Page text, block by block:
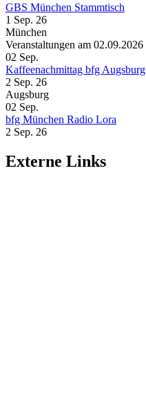
GBS München Stammtisch
1 Sep. 26
München
Veranstaltungen am 02.09.2026
02 Sep.
Kaffeenachmittag bfg Augsburg
2 Sep. 26
Augsburg
02 Sep.
bfg München Radio Lora
2 Sep. 26
Externe Links